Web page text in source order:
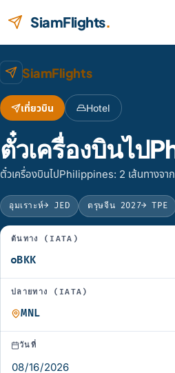
SiamFlights.
SiamFlights
เที่ยวบิน Hotel
ตั๋วเครื่องบินไป
ตั๋วเครื่องบินไปPhilippines: 2 เส้นทางจา
อุมเราะห์→ JED ตรุษจีน 2027→ TPE
ต้นทาง (IATA)
ปลายทาง (IATA)
วันที่